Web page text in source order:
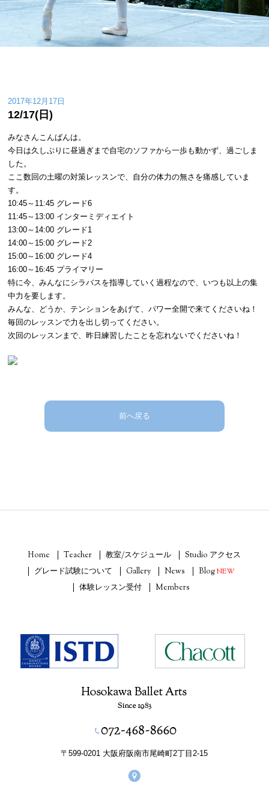
2017年12月17日
12/17(日)
みなさんこんばんは。
今日は久しぶりに昼過ぎまで自宅のソファから一歩も動かず、過ごしま
した。
ここ数回の土曜の対策レッスンで、自分の体力の無さを痛感していま
す。
10:45～11:45 グレード6
11:45～13:00 インターミディエイト
13:00～14:00 グレード1
14:00～15:00 グレード2
15:00～16:00 グレード4
16:00～16:45 プライマリー
特に今、みんなにシラバスを指導していく過程なので、いつも以上の集
中力を要します。
みんな、どうか、テンションをあげて、パワー全開で来てくださいね！
毎回のレッスンで力を出し切ってください。
次回のレッスンまで、昨日練習したことを忘れないでくださいね！
前へ戻る
Home Teacher 教室/スケジュール
Studio アクセス
グレード試験について
Gallery News BlogNEW
体験レッスン受付
Members
〒599-0201 大阪府阪南市尾崎町2丁目2-15